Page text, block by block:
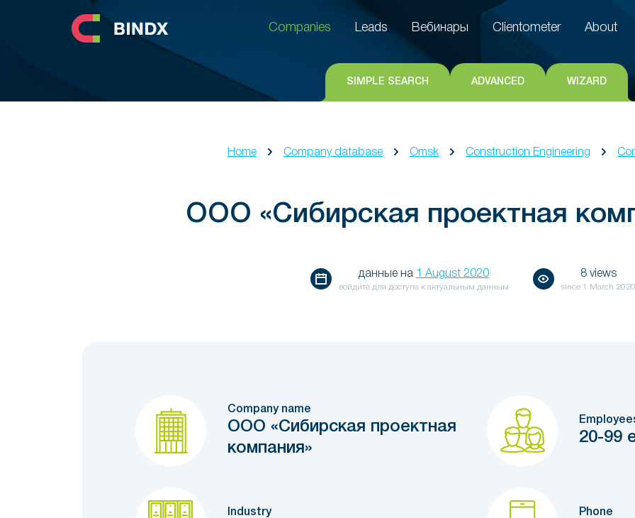
Clientometer
Companies
Leads Вебинары Clientometer About
SIMPLE SEARCH ADVANCED WIZARD
Home Company database Omsk Construction Engineering
ООО «Сибирская проектная
данные на 1 August 2020
войдите для доступа к актуальным данным
8 views
since 1 March 2020
Company name
ООО «Сибирская проектная
компания»
20-99
Industry Phone